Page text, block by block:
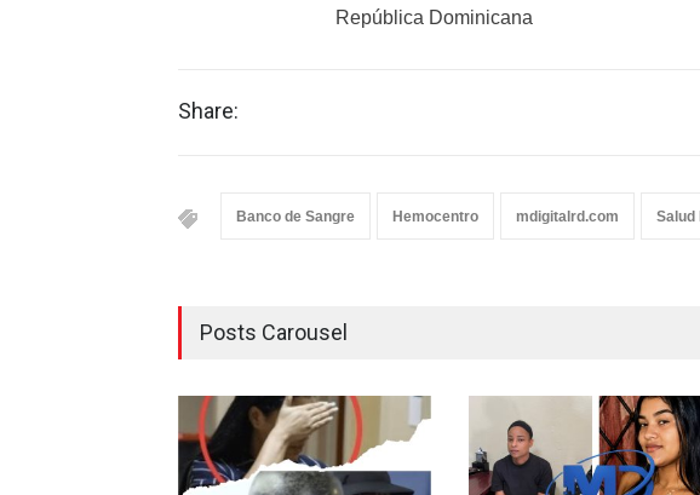
República Dominicana
Share:
Banco de Sangre Hemocentro mdigitalrd.com Salud
Posts Carousel